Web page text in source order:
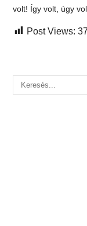
volt! Így volt, úgy
Post Views: